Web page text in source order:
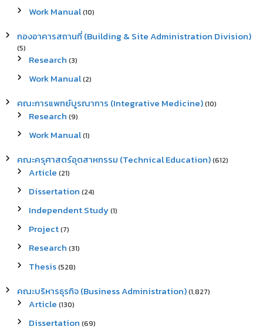
Work Manual(10)
กองอาคารสถานที่ (Building & Site Administration Division)
(5)
Research (3)
Work Manual(2)
คณะการแพทย์บูรณาการ (Integrative Medicine)(10)
Research (9)
Work Manual(1)
คณะครุศาสตร์อุตสาหกรรม (Technical Education)(612)
Article (21)
Dissertation (24)
Independent Study(1)
Project(7)
Research (31)
Thesis(528)
คณะบริหารธุรกิจ (Business Administration)(1,827)
Article (130)
Dissertation (69)